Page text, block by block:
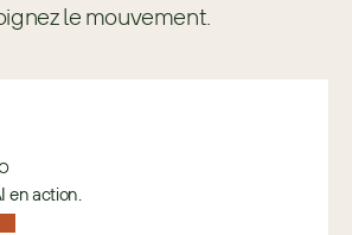
le mouvement.
en action.